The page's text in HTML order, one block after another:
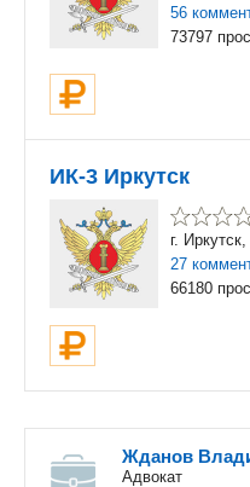
56
73797
ИК-3 Иркутск
г.
27
66180
Жданов
Адвокат